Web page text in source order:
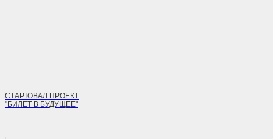
СТАРТОВАЛ ПРОЕКТ
"БИЛЕТ В БУДУЩЕЕ"